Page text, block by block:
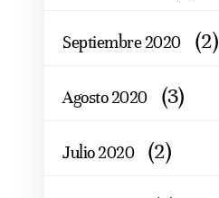
Septiembre 2020 (2)
Agosto 2020 (3)
Julio 2020 (2)